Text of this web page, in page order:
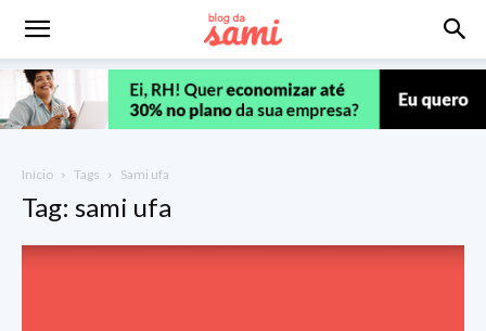
Início Tags Sami ufa
Tag: sami ufa